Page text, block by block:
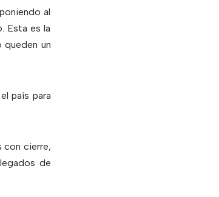
al
Esta es la
queden un
país para
con cierre,
de